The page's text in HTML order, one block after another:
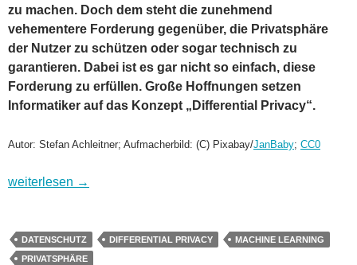
zu machen. Doch dem steht die zunehmend
vehementere Forderung gegenüber, die Privatsphäre
der Nutzer zu schützen oder sogar technisch zu
garantieren. Dabei ist es gar nicht so einfach, diese
Forderung zu erfüllen. Große Hoffnungen setzen
Informatiker auf das Konzept „Differential Privacy“.
Autor: Stefan Achleitner; Aufmacherbild: (C) Pixabay/JanBaby; CC0
Differential Privacy: Die Privatsphäre von Daten technisch
weiterlesen →
DATENSCHUTZ DIFFERENTIAL PRIVACY
MACHINE LEARNING
PRIVATSPHÄRE